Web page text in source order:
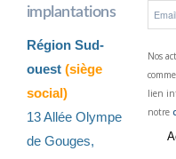
implantations
Région Sud-
ouest (siège
social)
13 Allée Olympe
de Gouges,
Nos
lien
notre